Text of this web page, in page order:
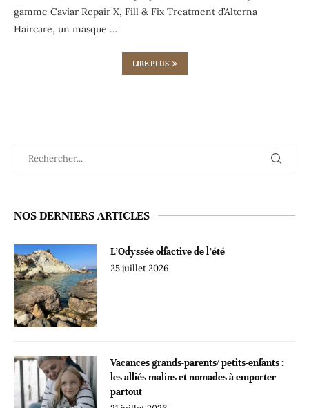
gamme Caviar Repair X, Fill & Fix Treatment d’Alterna
Haircare, un masque …
LIRE PLUS
NOS DERNIERS ARTICLES
L’Odyssée olfactive de l’été
25 juillet 2026
Vacances grands-parents/ petits-enfants :
les alliés malins et nomades à emporter
partout